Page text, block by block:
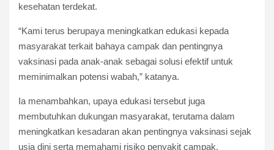
kesehatan terdekat.
“Kami terus berupaya meningkatkan edukasi kepada
masyarakat terkait bahaya campak dan pentingnya
vaksinasi pada anak-anak sebagai solusi efektif untuk
meminimalkan potensi wabah,” katanya.
Ia menambahkan, upaya edukasi tersebut juga
membutuhkan dukungan masyarakat, terutama dalam
meningkatkan kesadaran akan pentingnya vaksinasi sejak
usia dini serta memahami risiko penyakit campak.